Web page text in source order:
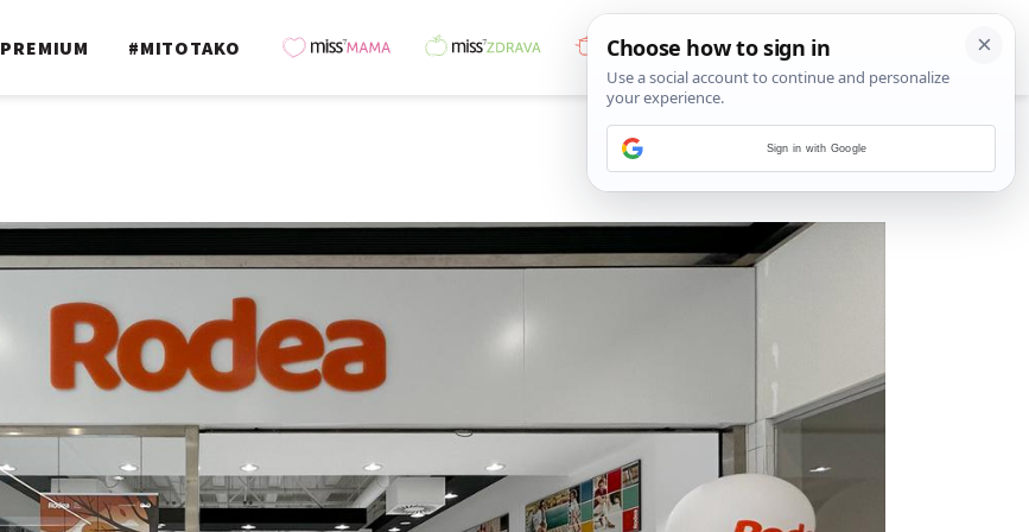
PREMIUM #MITOTAKO
Sign in with Google